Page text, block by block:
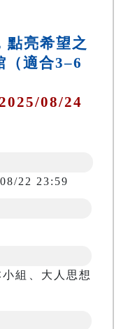
點亮希望之
（適合3–6
08/24
22 23:59
組、大人思想